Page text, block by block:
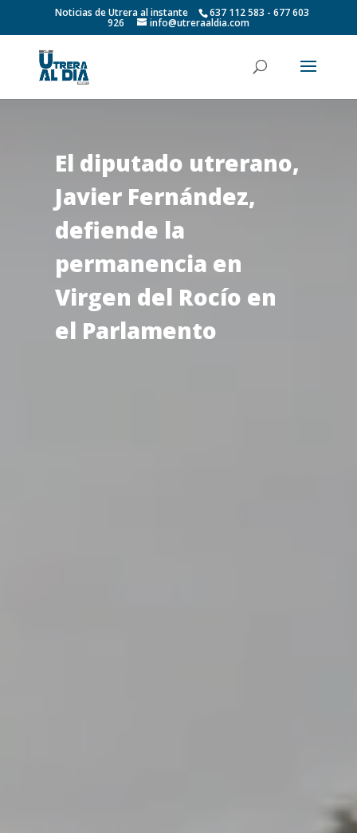
Noticias de Utrera al instante 637 112 583 - 677 603
926 info@utreraaldia.com
El diputado utrerano,
Javier Fernández,
defiende la
permanencia en
Virgen del Rocío en
el Parlamento